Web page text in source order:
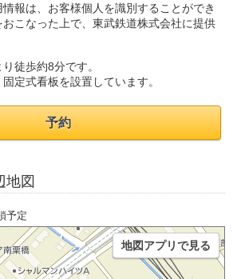
報は、お客様個人を識別することができ
こなった上で、東武鉄道株式会社に提供
徒歩約8分です。
定式看板を設置しています。
予約
地図
予定
地図アプリで見る